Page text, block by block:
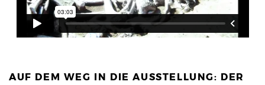
AUF DEM WEG IN DIE AUSSTELLUNG: DER